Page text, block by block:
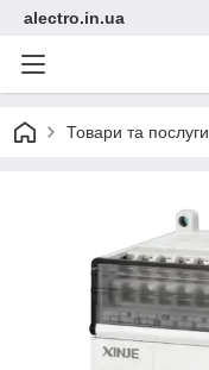
alectro.in.ua
Товари та послуги